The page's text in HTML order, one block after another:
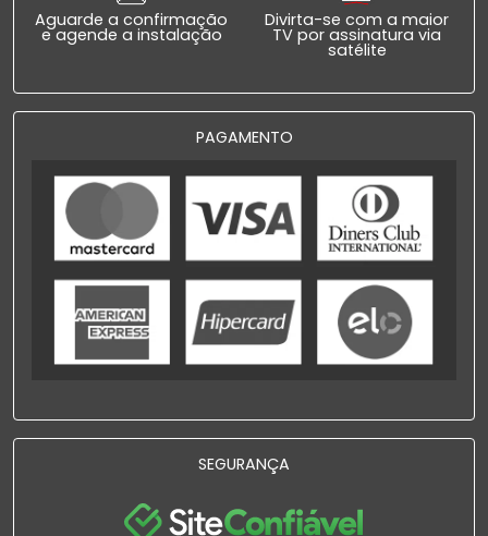
Aguarde a confirmação
e agende a instalação
Divirta-se com a maior
TV por assinatura via
satélite
PAGAMENTO
SEGURANÇA